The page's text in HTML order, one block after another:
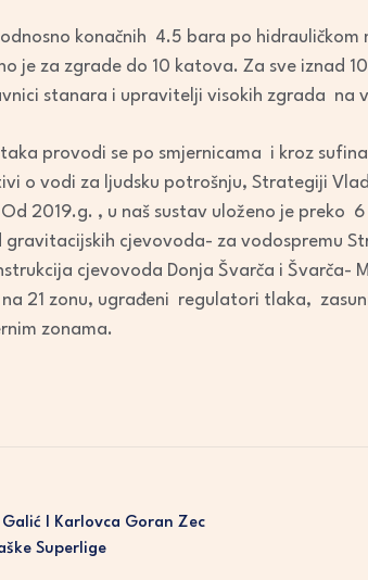
konačnih 4.5 bara po hidrauličkom
je za zgrade do 10 katova. Za sve iznad
stanara i upravitelji visokih zgrada na
provodi se po smjernicama i kroz
o vodi za ljudsku potrošnju, Strategiji
Od 2019.g. , u naš sustav uloženo je preko
cjevovoda- za vodospremu
cjevovoda Donja Švarča i
21 zonu, ugrađeni regulatori tlaka,
zonama.
I Karlovca Goran Zec
Superlige